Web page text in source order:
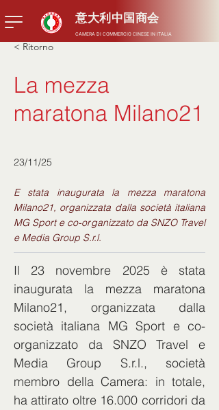
意大利中国商会
CAMERA DI COMMERCIO CINESE IN ITALIA
< Ritorno
La mezza
maratona Milano21
23/11/25
E stata inaugurata la mezza maratona
Milano21, organizzata dalla società italiana
MG Sport e co-organizzato da SNZO Travel
e Media Group S.r.l.
Il 23 novembre 2025 è stata
inaugurata la mezza maratona
Milano21, organizzata dalla
società italiana MG Sport e co-
organizzato da SNZO Travel e
Media Group S.r.l., società
membro della Camera: in totale,
ha attirato oltre 16.000 corridori da